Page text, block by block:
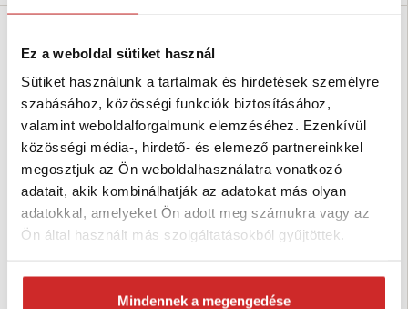
Ez a weboldal sütiket használ
Sütiket használunk a tartalmak és hirdetések személyre
szabásához, közösségi funkciók biztosításához,
valamint weboldalforgalmunk elemzéséhez. Ezenkívül
közösségi média-, hirdető- és elemező partnereinkkel
megosztjuk az Ön weboldalhasználatra vonatkozó
adatait, akik kombinálhatják az adatokat más olyan
adatokkal, amelyeket Ön adott meg számukra vagy az
Ön által használt más szolgáltatásokból gyűjtöttek.
Mindennek a megengedése
EU SELECT Ablakcsavar
7,5x82mm
Furatátmérő (mm): 7,5 mm
Hosszúság (mm): 82 mm
EU SELECT Ablakcsavar
7,5x72mm
Furatátmérő (mm): 7,5 mm
Hosszúság (mm): 72 mm